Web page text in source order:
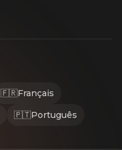
🇫🇷Français
🇵🇹Português